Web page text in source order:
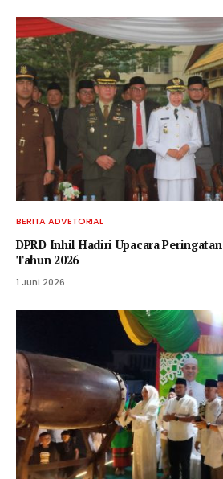
BERITA ADVETORIAL
DPRD Inhil Hadiri Upacara
Tahun 2026
1 Juni 2026